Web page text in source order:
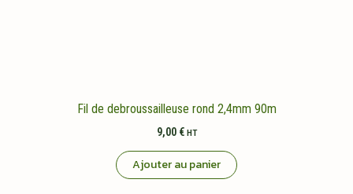
Fil de debroussailleuse rond 2,4mm 90m
9,00 € HT
Ajouter au panier